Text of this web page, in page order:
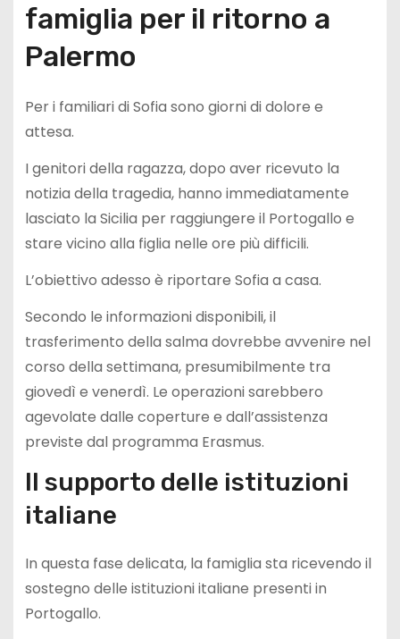
famiglia per il ritorno a
Palermo
Per i familiari di Sofia sono giorni di dolore e
attesa.
I genitori della ragazza, dopo aver ricevuto la
notizia della tragedia, hanno immediatamente
lasciato la Sicilia per raggiungere il Portogallo e
stare vicino alla figlia nelle ore più difficili.
L’obiettivo adesso è riportare Sofia a casa.
Secondo le informazioni disponibili, il
trasferimento della salma dovrebbe avvenire nel
corso della settimana, presumibilmente tra
giovedì e venerdì. Le operazioni sarebbero
agevolate dalle coperture e dall’assistenza
previste dal programma Erasmus.
Il supporto delle istituzioni
italiane
In questa fase delicata, la famiglia sta ricevendo il
sostegno delle istituzioni italiane presenti in
Portogallo.